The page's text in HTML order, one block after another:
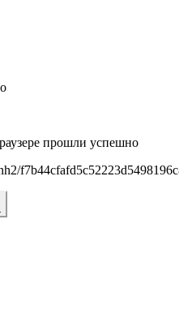
прошли успешно